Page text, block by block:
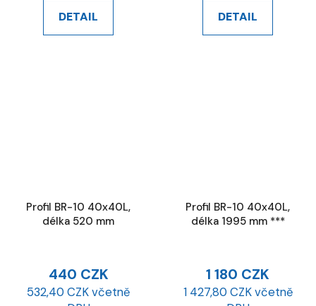
DETAIL DETAIL
Profil BR-10 40x40L,
délka 520 mm
440 CZK
532,40 CZK včetně
Profil BR-10 40x40L,
délka 1995 mm ***
1 180 CZK
1 427,80 CZK včetně